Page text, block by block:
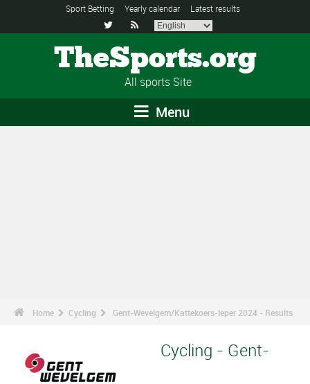
Sport Betting Yearly calendar Latest results
 
TheSports.org
All sports Site
Menu
Home Cycling Gent-Wevelgem/Kattekoers-Ieper 2024 - Results
Cycling - Gent-